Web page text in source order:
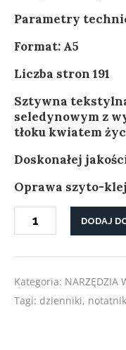
Parametry
Format: A5
Liczba stron 191
Sztywna
seledynowym z
tłoku kwiatem
Doskonałej
Oprawa szyto-
DZIENNIK
SNÓW
DODAJ
Kategoria: NARZĘDZIA
Tagi: dzienniki,